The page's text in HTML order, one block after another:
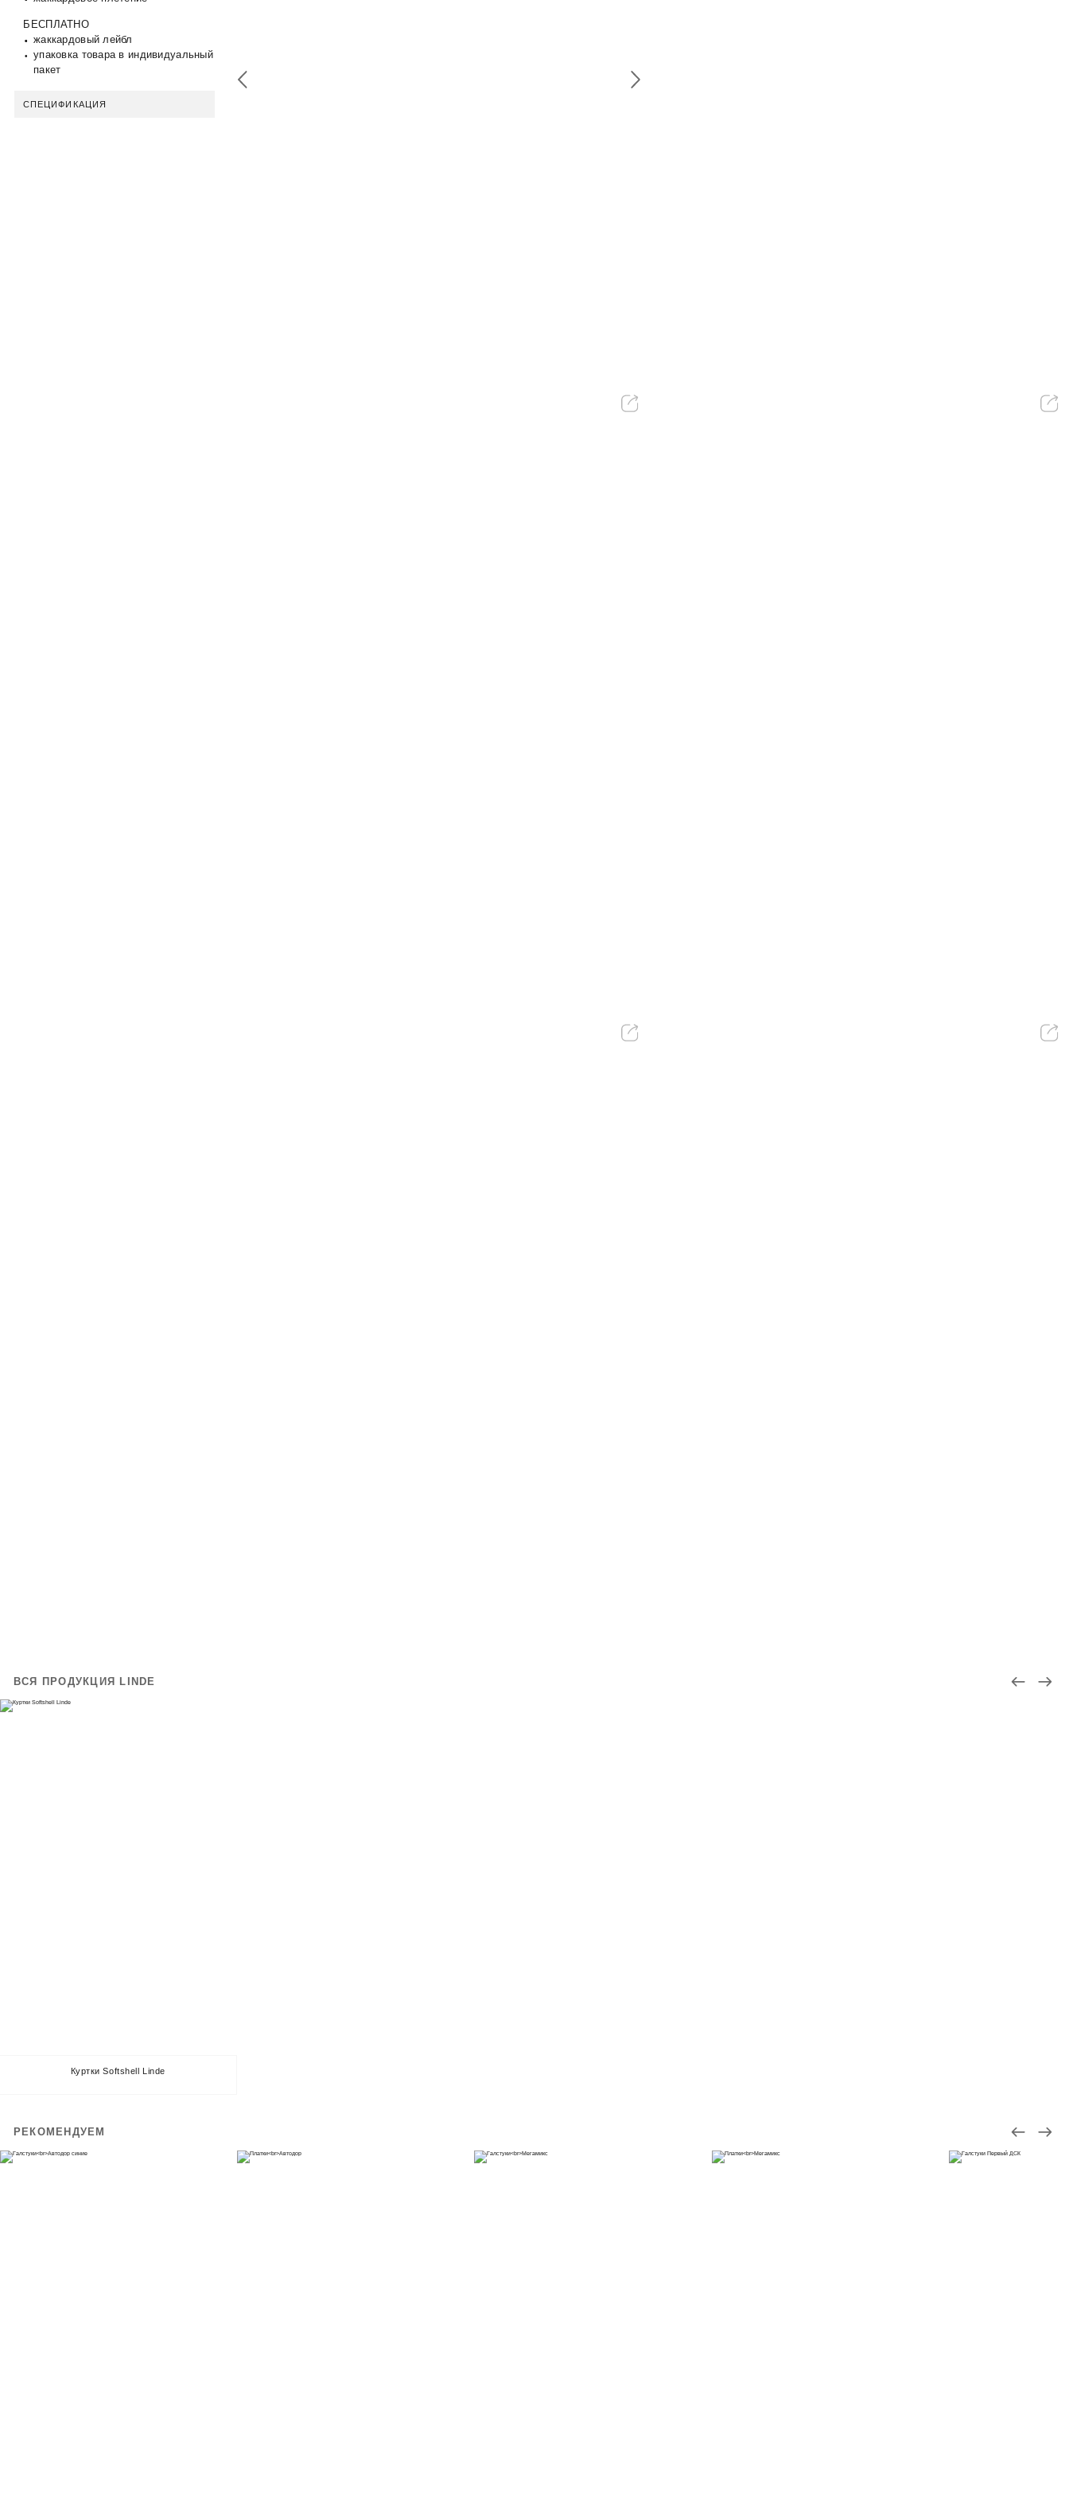
БЕСПЛАТНО
жаккардовый лейбл
упаковка товара в индивидуальный
пакет
СПЕЦИФИКАЦИЯ
ВСЯ ПРОДУКЦИЯ LINDE
Куртки Softshell Linde
РЕКОМЕНДУЕМ